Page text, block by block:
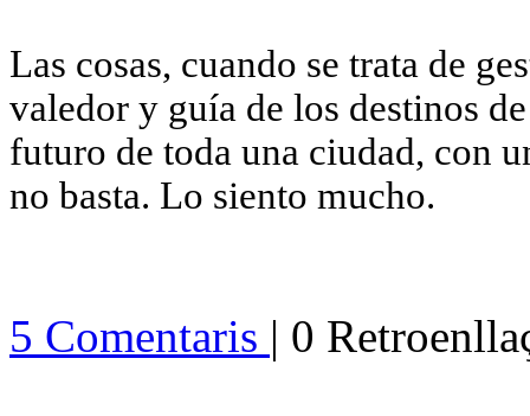
Las cosas, cuando se trata de
valedor y guía de los destinos
futuro de toda una ciudad, con
no basta. Lo siento mucho.
5 Comentaris | 0